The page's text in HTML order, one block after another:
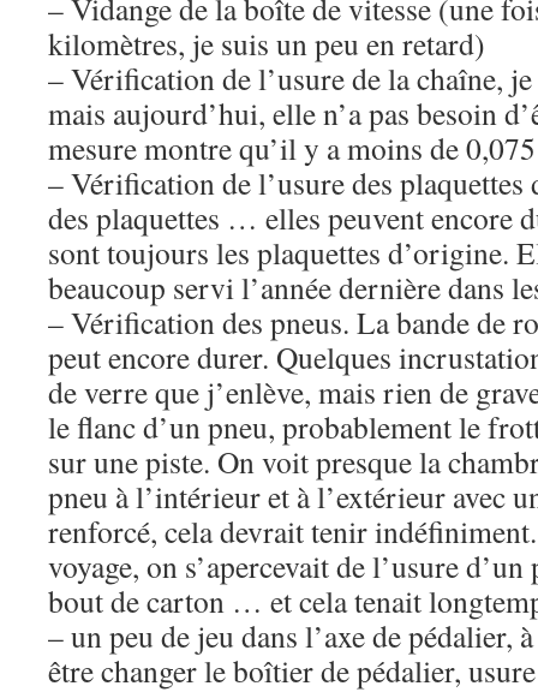
– Vidange de la boîte de vitesse (une
kilomètres, je suis un peu en retard)
– Vérification de l’usure de la chaîne,
mais aujourd’hui, elle n’a pas besoin
mesure montre qu’il y a moins de
– Vérification de l’usure des plaquettes
des plaquettes … elles peuvent encore
sont toujours les plaquettes d’origine.
beaucoup servi l’année dernière dans
– Vérification des pneus. La bande de
peut encore durer. Quelques
de verre que j’enlève, mais rien de
le flanc d’un pneu, probablement le
sur une piste. On voit presque la
pneu à l’intérieur et à l’extérieur avec
renforcé, cela devrait tenir
voyage, on s’apercevait de l’usure
bout de carton … et cela tenait
– un peu de jeu dans l’axe de pédalier,
être changer le boîtier de pédalier,